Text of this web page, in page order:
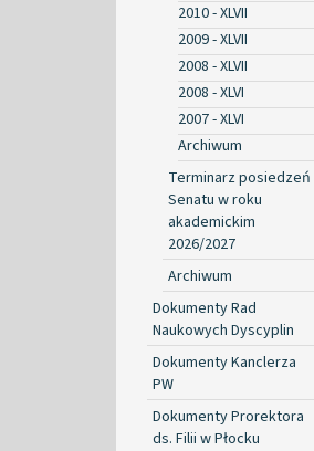
2010 - XLVII
2009 - XLVII
2008 - XLVII
2008 - XLVI
2007 - XLVI
Archiwum
Terminarz posiedzeń
Senatu w roku
akademickim
2026/2027
Archiwum
Dokumenty Rad
Naukowych Dyscyplin
Dokumenty Kanclerza
PW
Dokumenty Prorektora
ds. Filii w Płocku